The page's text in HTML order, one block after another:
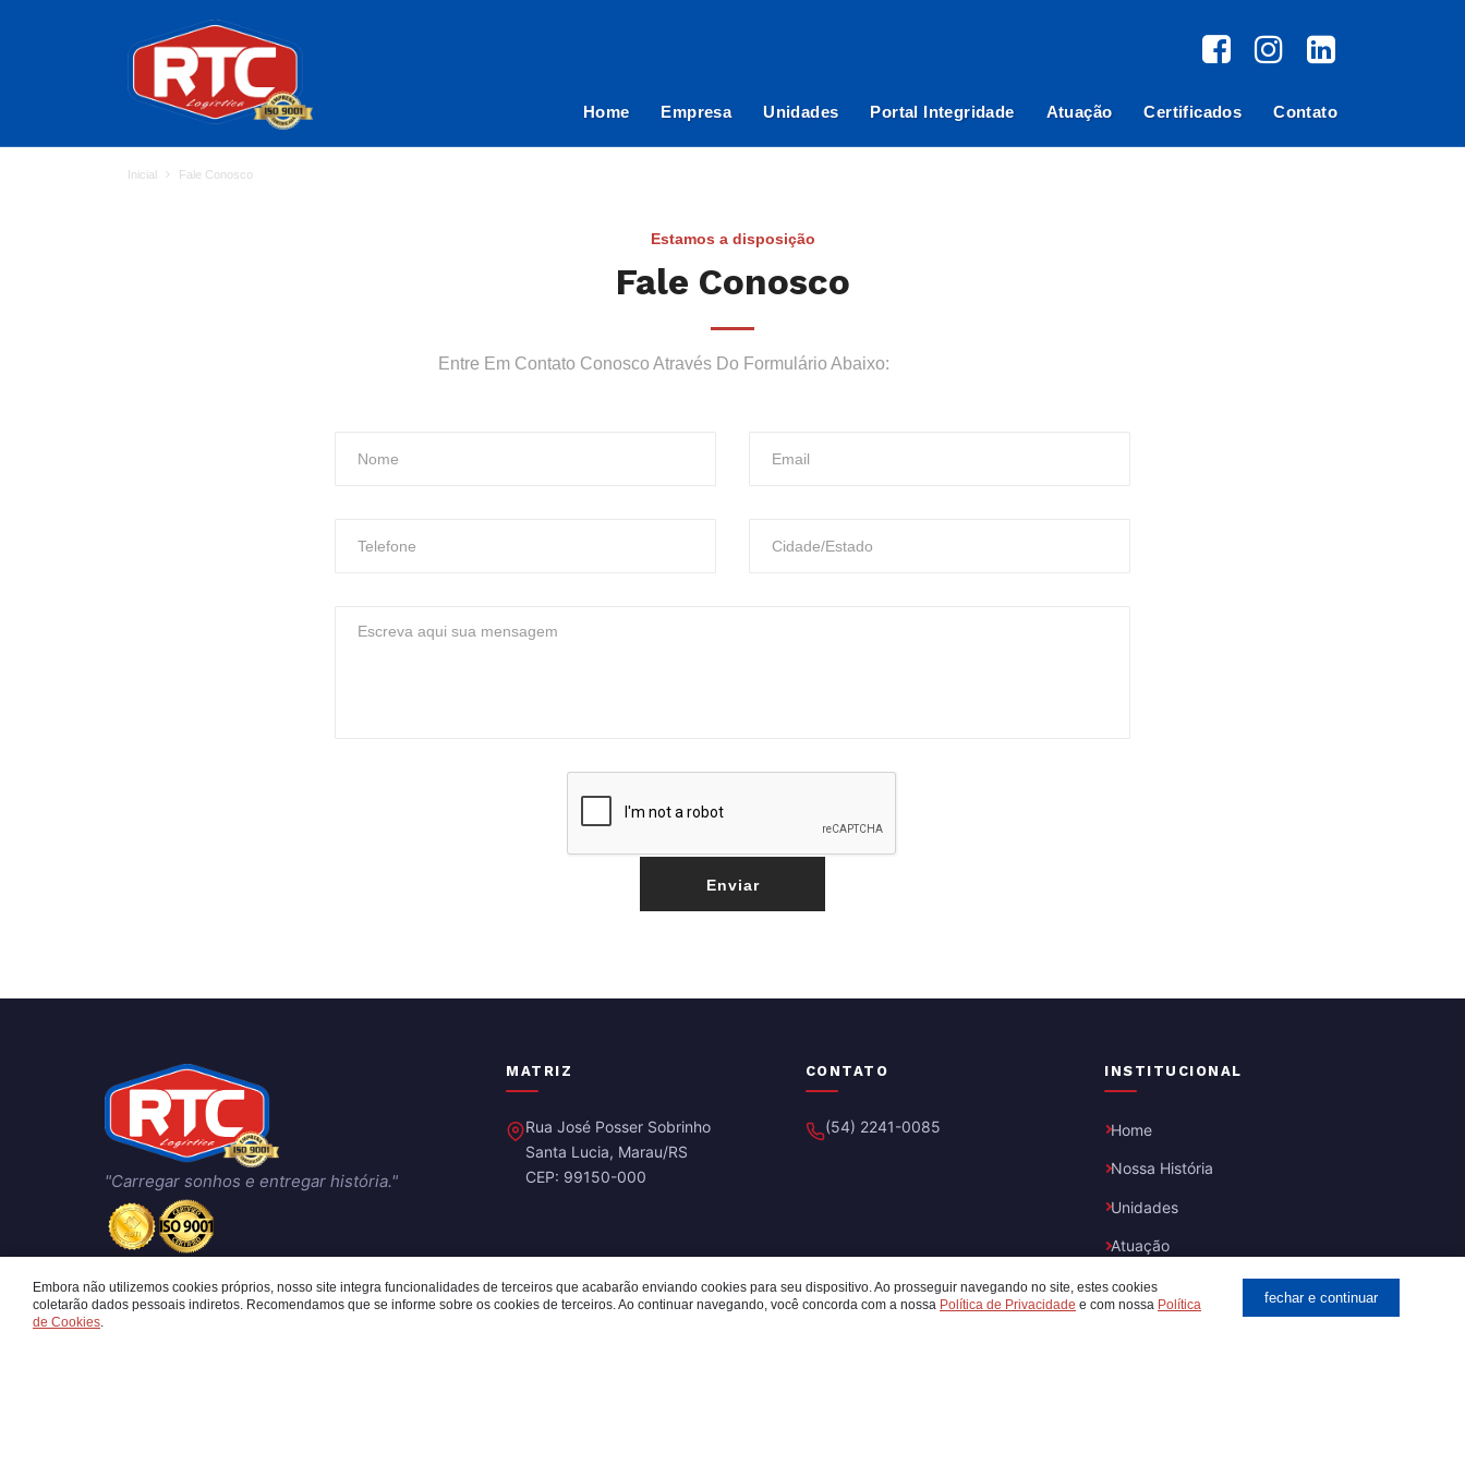
fechar e continuar
Embora não utilizemos cookies próprios, nosso site integra funcionalidades de terceiros que acabarão enviando cookies para seu dispositivo. Ao prosseguir navegando no site, estes cookies
coletarão dados pessoais indiretos. Recomendamos que se informe sobre os cookies de terceiros. Ao continuar navegando, você concorda com a nossa Política de Privacidade e com nossa Política
de Cookies.
Home Empresa Unidades Portal Integridade Atuação Certificados Contato
Inicial Fale Conosco
Estamos a disposição
Fale Conosco
Entre Em Contato Conosco Através Do Formulário Abaixo:
Enviar
"Carregar sonhos e entregar história."
MATRIZ
Rua José Posser Sobrinho
Santa Lucia, Marau/RS
CEP: 99150-000
CONTATO
(54) 2241-0085
INSTITUCIONAL
Home
Nossa História
Unidades
Atuação
Trabalhe Conosco
Política de Privacidade